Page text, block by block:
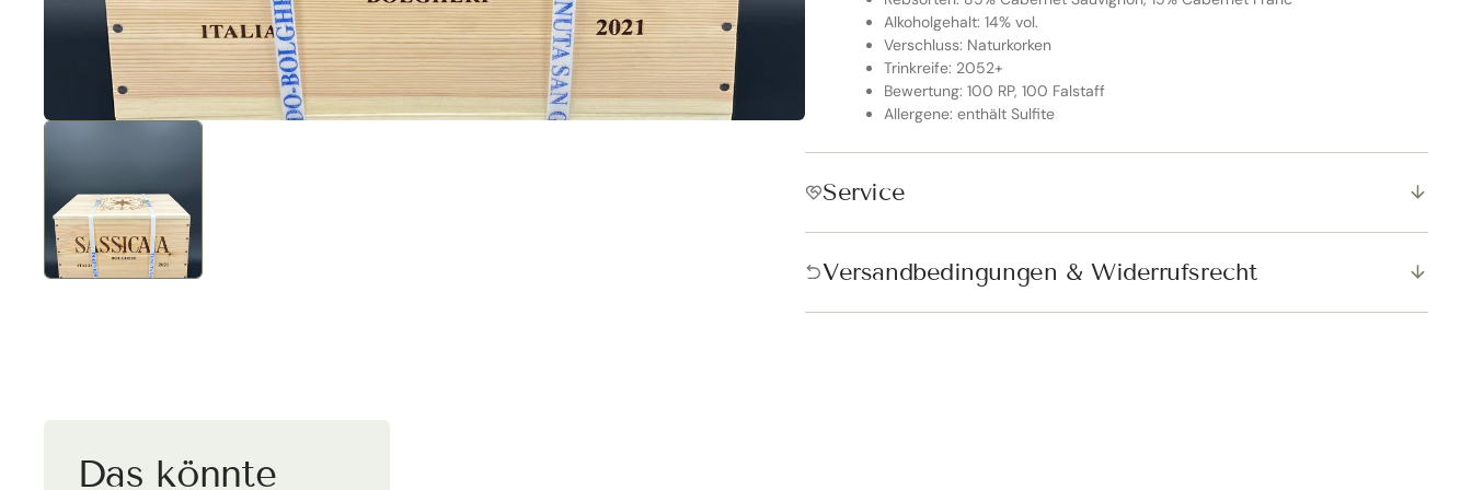
Versandkostenfrei in Österreich &
Kaufe versandkostenfrei ab 250€ in Österreich und ab 300€ in Deutschland. Der Rabatt
Alkoholgehalt: 14% vol.
Verschluss: Naturkorken
Trinkreife: 2052+
Bewertung: 100 RP, 100 Falstaff
Allergene: enthält Sulfite
Service
Versandbedingungen & Widerrufsrecht
Das könnte